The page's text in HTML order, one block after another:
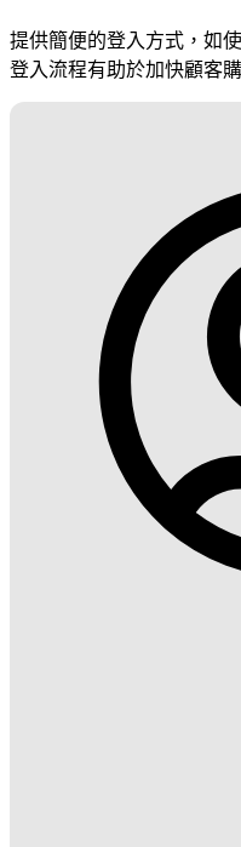
提供簡便的登入方式，如
登入流程有助於加快顧客